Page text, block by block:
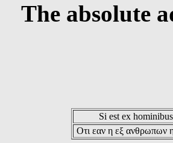
The absolute
Si est ex
Οτι εαν η εξ ανθρωπων